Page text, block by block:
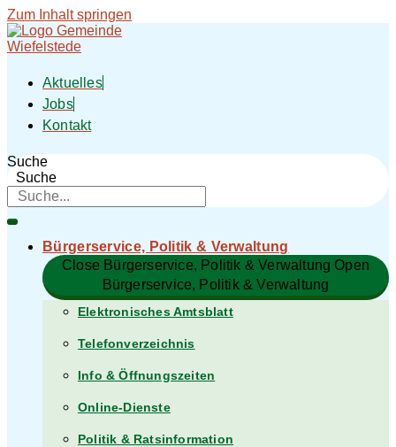
Zum Inhalt springen
Aktuelles
Jobs
Kontakt
Suche
Suche
Bürgerservice, Politik & Verwaltung​
Close Bürgerservice, Politik & Verwaltung​ Open
Bürgerservice, Politik & Verwaltung​
Elektronisches Amtsblatt
Telefonverzeichnis
Info & Öffnungszeiten
Online-Dienste
Politik & Ratsinformation